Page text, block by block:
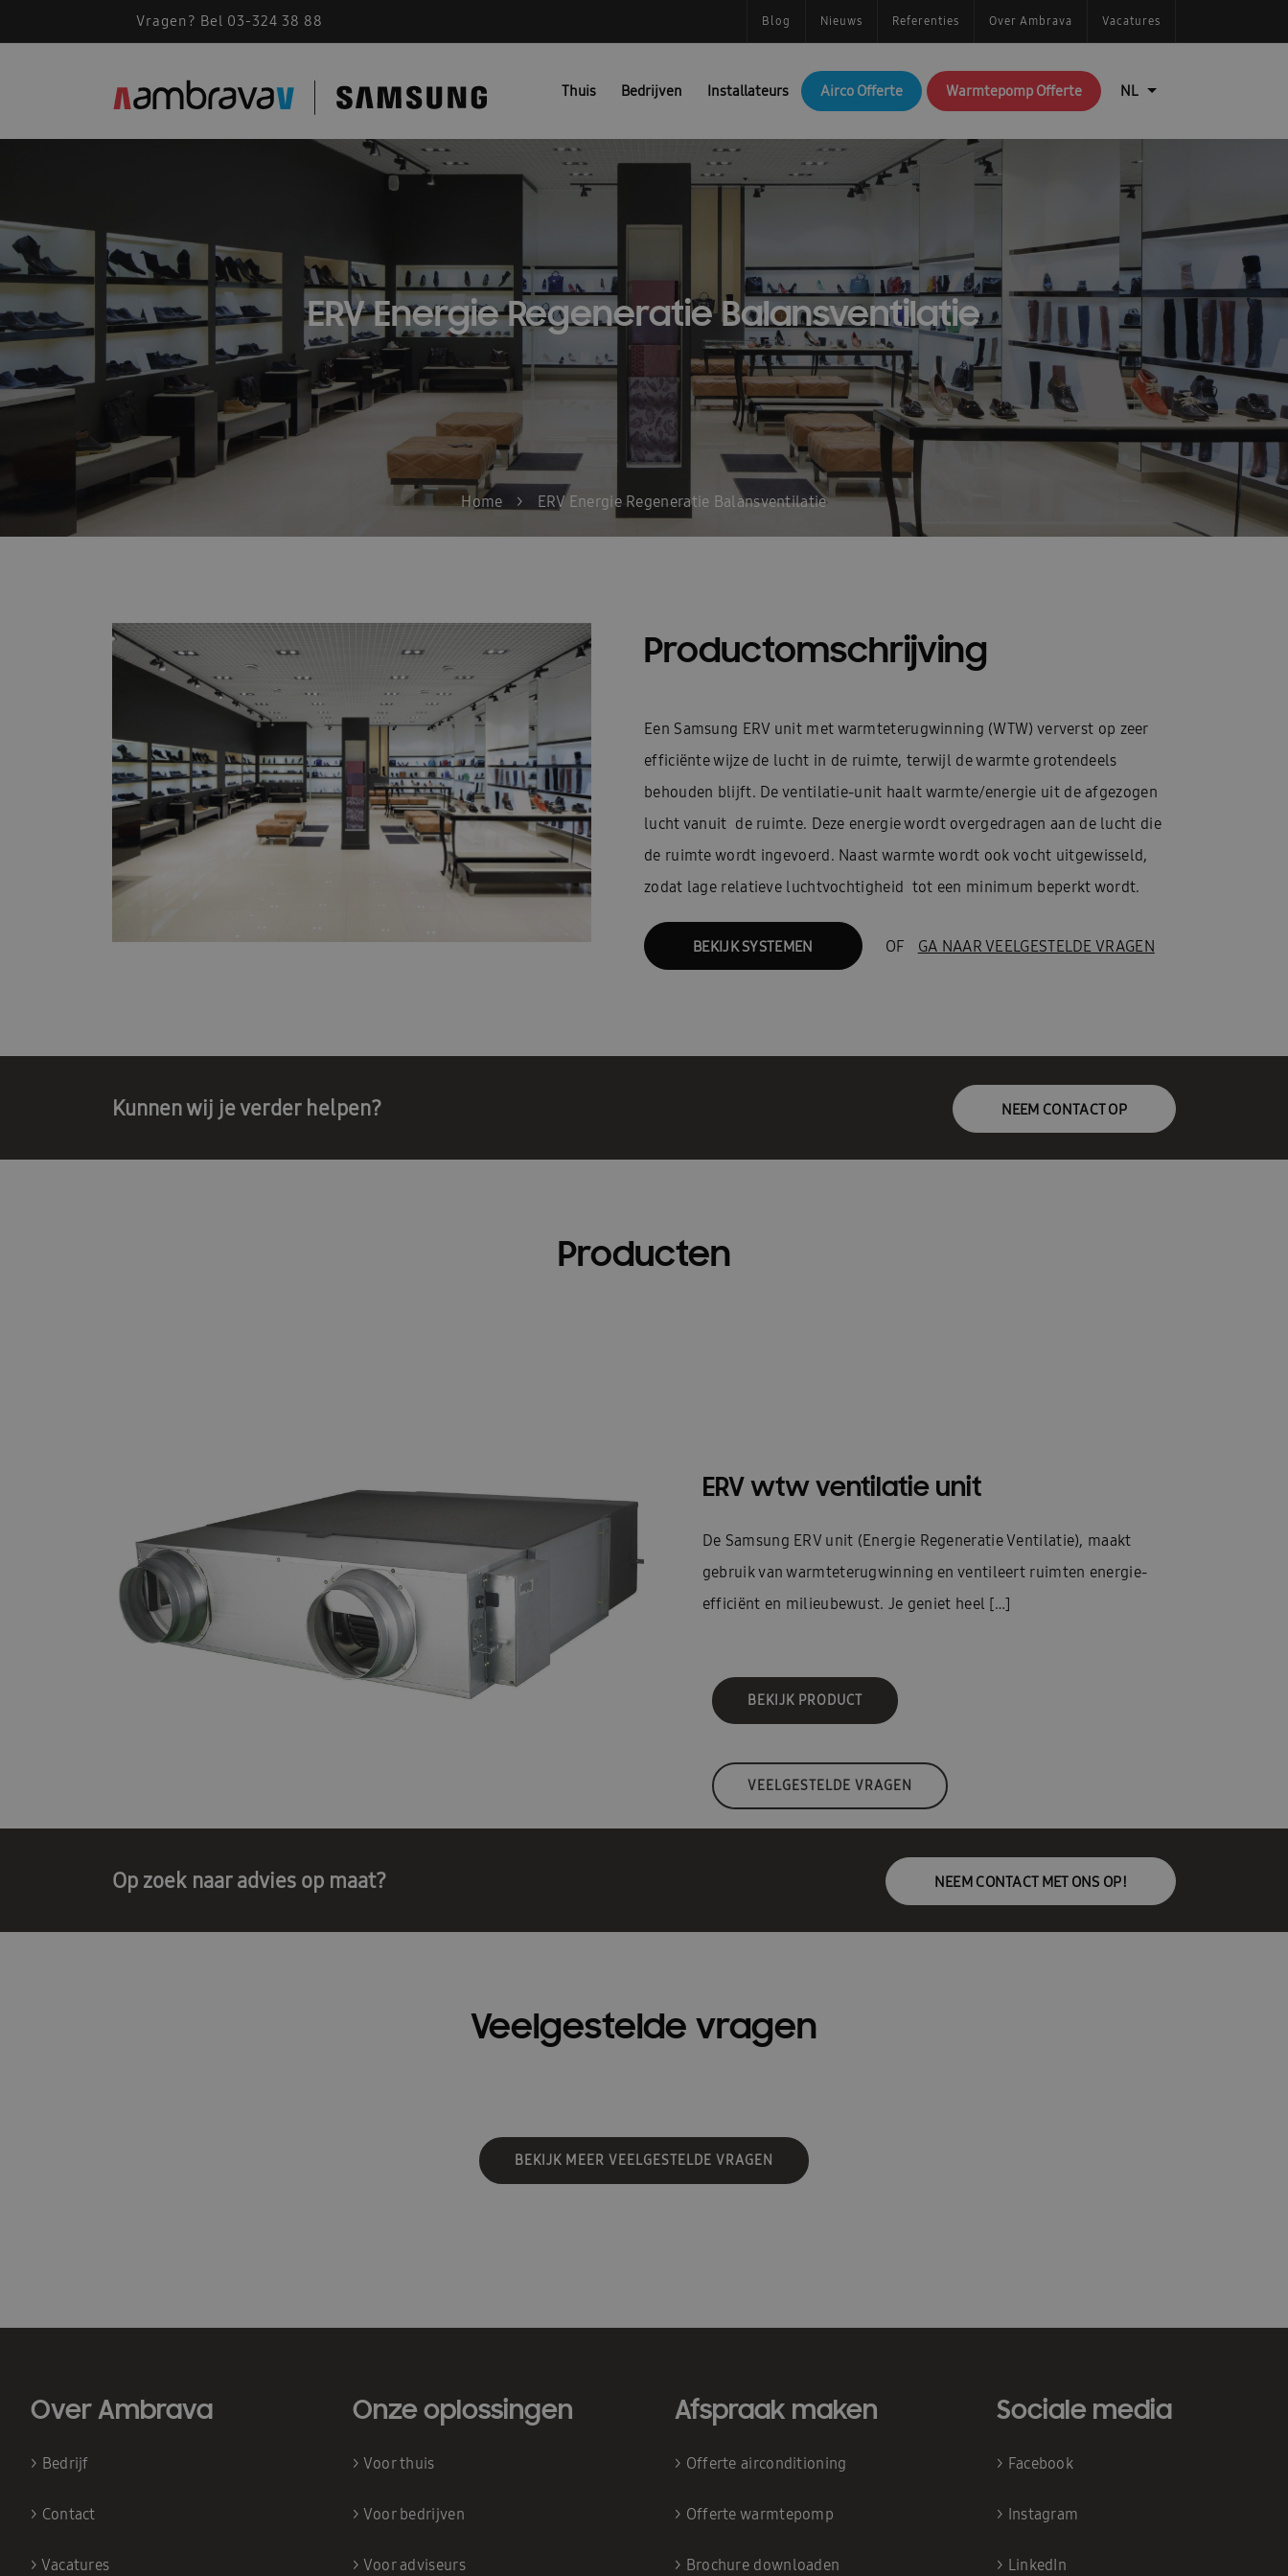
Vragen? Bel 03-324 38 88 Blog Nieuws Referenties Over Ambrava Vacatures
Thuis Bedrijven Installateurs Airco Offerte Warmtepomp Offerte
ERV Energie Regeneratie Balansventilatie
Home > ERV Energie Regeneratie Balansventilatie
Productomschrijving
Een Samsung ERV unit met warmteterugwinning (WTW) ververst op zeer
efficiënte wijze de lucht in de ruimte, terwijl de warmte grotendeels
behouden blijft. De ventilatie-unit haalt warmte/energie uit de afgezogen
lucht vanuit de ruimte. Deze energie wordt overgedragen aan de lucht die
de ruimte wordt ingevoerd. Naast warmte wordt ook vocht uitgewisseld,
zodat lage relatieve luchtvochtigheid tot een minimum beperkt wordt.
BEKIJK SYSTEMEN OF GA NAAR VEELGESTELDE VRAGEN
Kunnen wij je verder helpen? NEEM CONTACT OP
Producten
ERV wtw ventilatie unit
De Samsung ERV unit (Energie Regeneratie Ventilatie), maakt
gebruik van warmteterugwinning en ventileert ruimten energie-
efficiënt en milieubewust. Je geniet heel […]
BEKIJK PRODUCT
VEELGESTELDE VRAGEN
Op zoek naar advies op maat? NEEM CONTACT MET ONS OP!
Veelgestelde vragen
BEKIJK MEER VEELGESTELDE VRAGEN
Over Ambrava
> Bedrijf
> Contact
> Vacatures
Onze oplossingen
> Voor thuis
> Voor bedrijven
> Voor adviseurs
Afspraak maken
> Offerte airconditioning
> Offerte warmtepomp
> Brochure downloaden
Sociale media
> Facebook
> Instagram
> LinkedIn